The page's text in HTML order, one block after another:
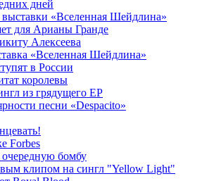
дней
«Вселенная Шейдлина»
для Арианы Гранде
Алексеева
«Вселенная Шейдлина»
в России
королевы
из грядущего EP
песни «Despacito»
Forbes
бомбу
клипом на сингл "Yellow Light"